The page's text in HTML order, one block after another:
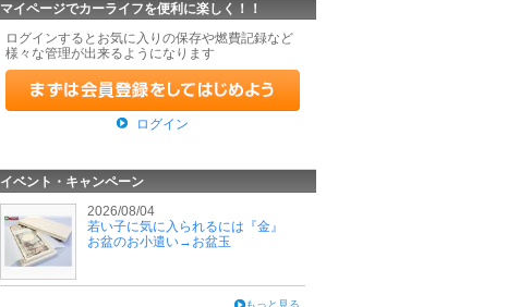
マイページでカーライフを便利に楽しく！！
ログインするとお気に入りの保存や燃費記録など
様々な管理が出来るようになります
ログイン
イベント・キャンペーン
2026/08/04
若い子に気に入られるには『金』
お盆のお小遣い→お盆玉
もっと見る